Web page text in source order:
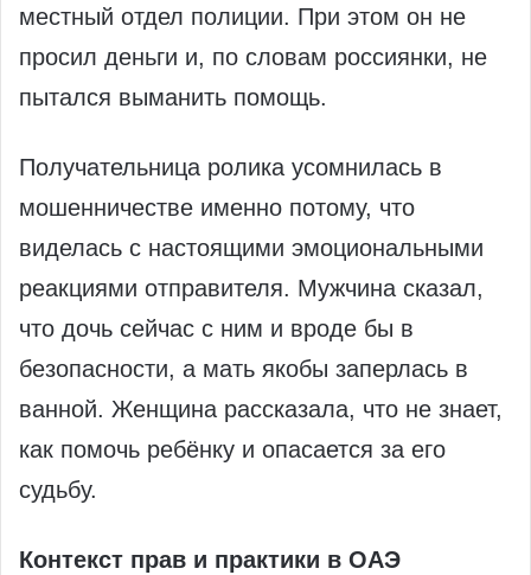
местный отдел полиции. При этом он не
просил деньги и, по словам россиянки, не
пытался выманить помощь.
Получательница ролика усомнилась в
мошенничестве именно потому, что
виделась с настоящими эмоциональными
реакциями отправителя. Мужчина сказал,
что дочь сейчас с ним и вроде бы в
безопасности, а мать якобы заперлась в
ванной. Женщина рассказала, что не знает,
как помочь ребёнку и опасается за его
судьбу.
Контекст прав и практики в ОАЭ